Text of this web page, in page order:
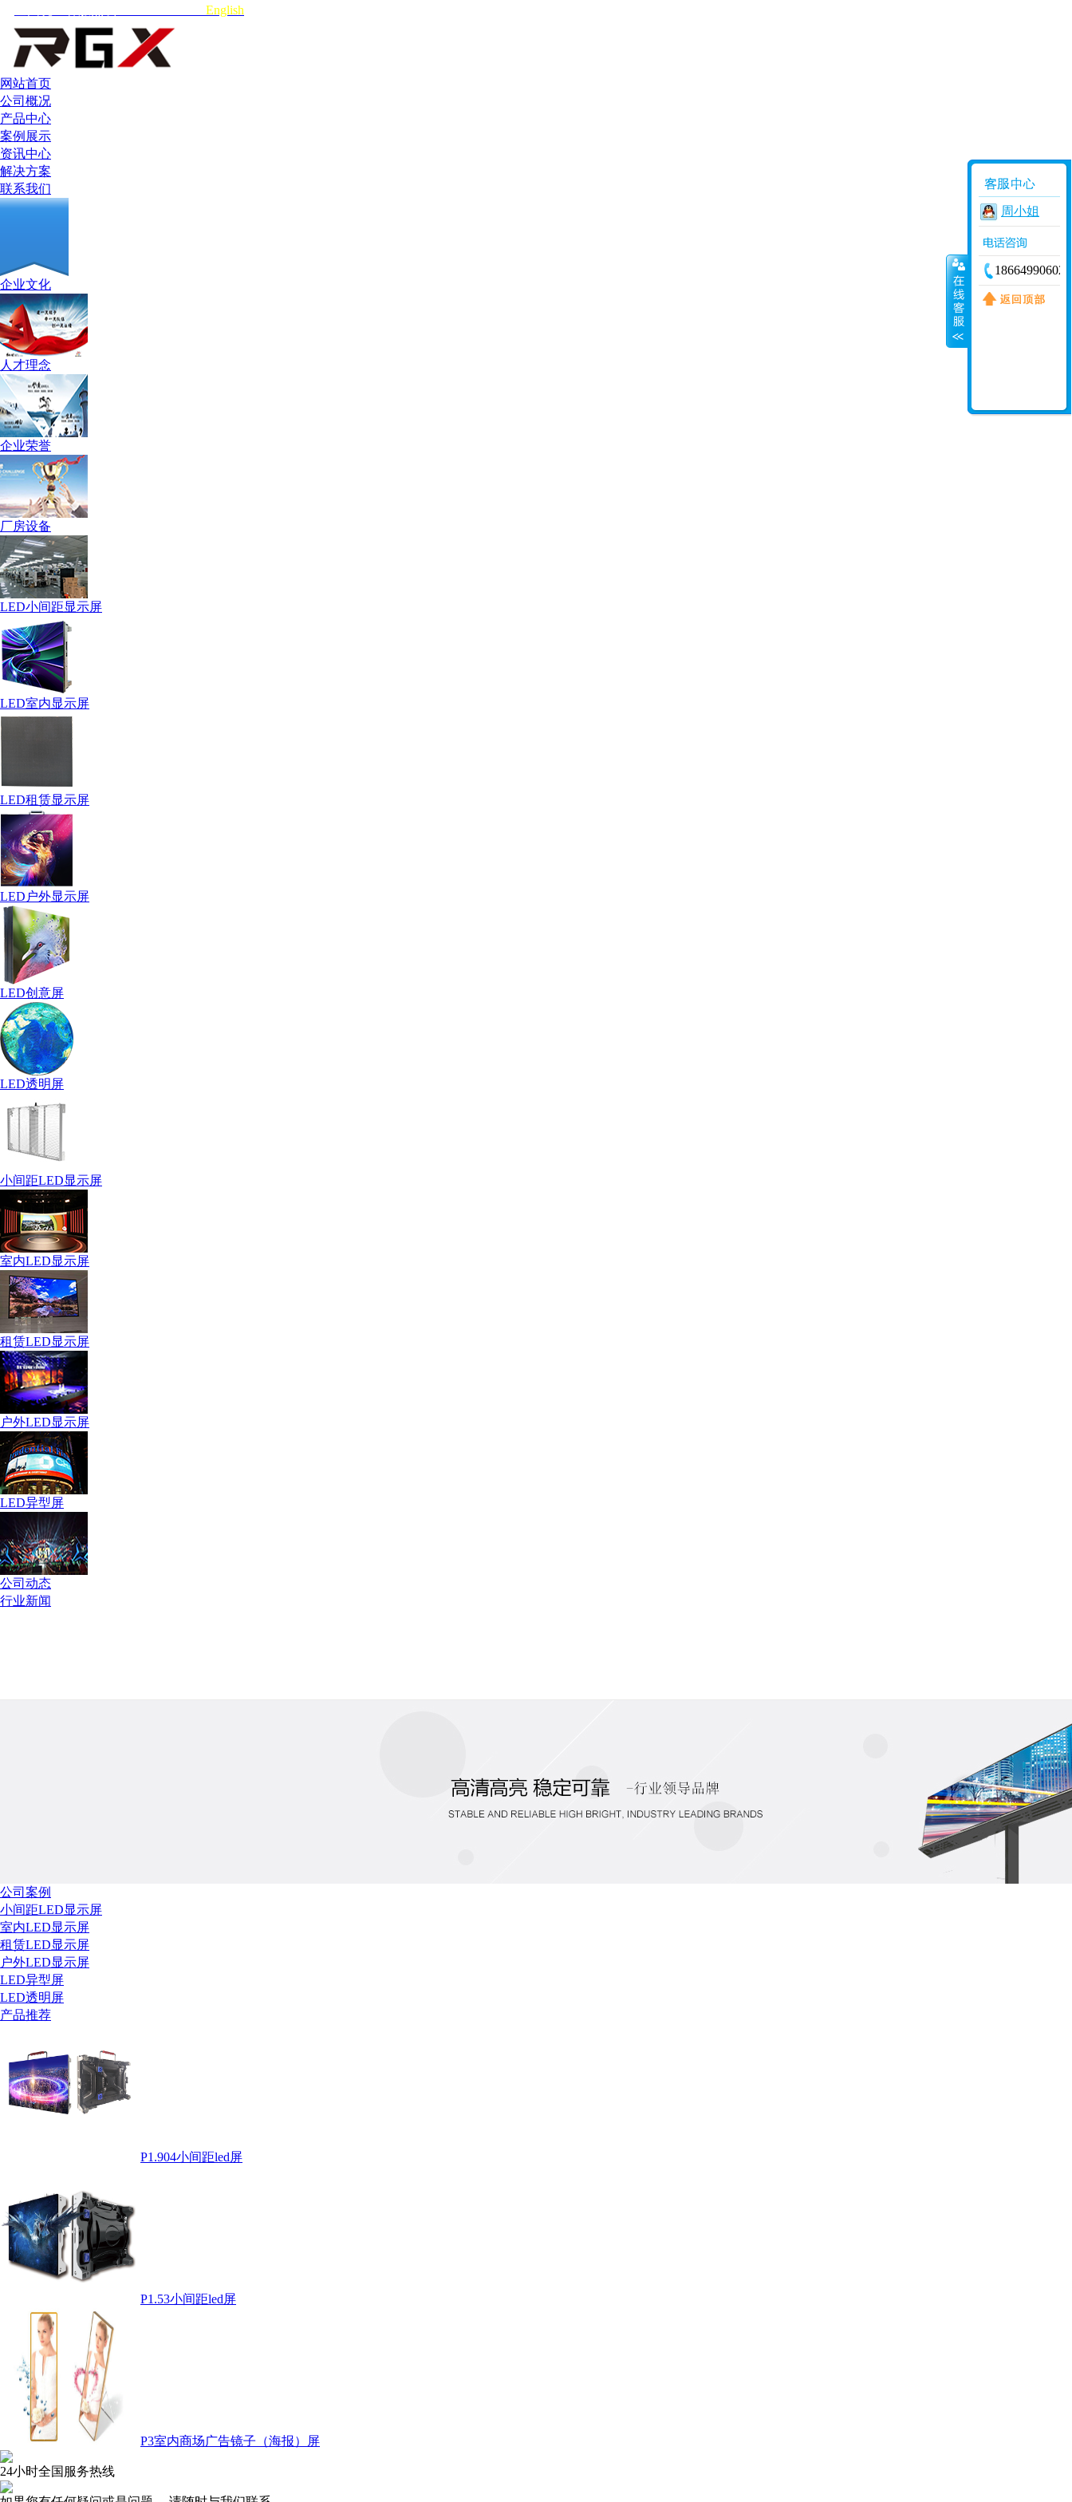
English
网站首页
公司概况
产品中心
案例展示
资讯中心
解决方案
联系我们
企业文化
人才理念
企业荣誉
厂房设备
LED小间距显示屏
LED室内显示屏
LED租赁显示屏
LED户外显示屏
LED创意屏
LED透明屏
小间距LED显示屏
室内LED显示屏
租赁LED显示屏
户外LED显示屏
LED异型屏
公司动态
行业新闻
公司案例
小间距LED显示屏
室内LED显示屏
租赁LED显示屏
户外LED显示屏
LED异型屏
LED透明屏
产品推荐
P1.904小间距led屏
P1.53小间距led屏
P3室内商场广告镜子（海报）屏
24小时全国服务热线
周小姐
18664990602